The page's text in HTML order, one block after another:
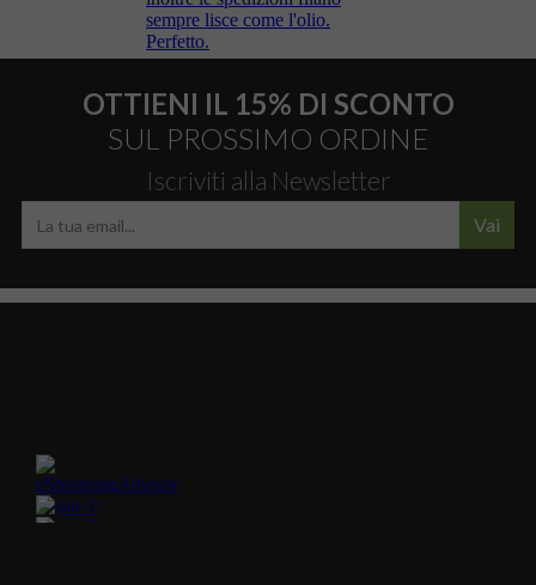
OTTIENI IL 15% DI SCONTO
SUL PROSSIMO ORDINE
Iscriviti alla Newsletter
Vai